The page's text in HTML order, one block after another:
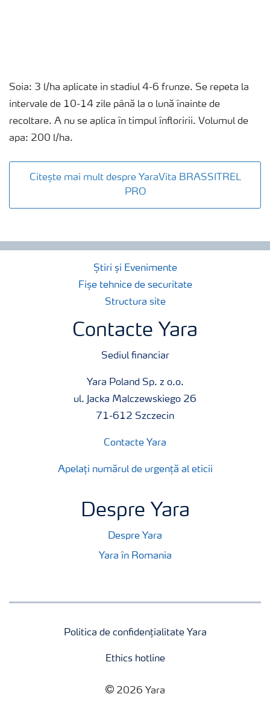
Soia: 3 l/ha aplicate in stadiul 4-6 frunze. Se repeta la
intervale de 10-14 zile până la o lună înainte de
recoltare. A nu se aplica în timpul înfloririi. Volumul de
apa: 200 l/ha.
Citește mai mult despre YaraVita BRASSITREL
PRO
Știri și Evenimente
Fișe tehnice de securitate
Structura site
Contacte Yara
Sediul financiar
Yara Poland Sp. z o.o.
ul. Jacka Malczewskiego 26
71-612 Szczecin
Contacte Yara
Apelați numărul de urgență al eticii
Despre Yara
Despre Yara
Yara în Romania
Politica de confidențialitate Yara
Ethics hotline
2026 Yara